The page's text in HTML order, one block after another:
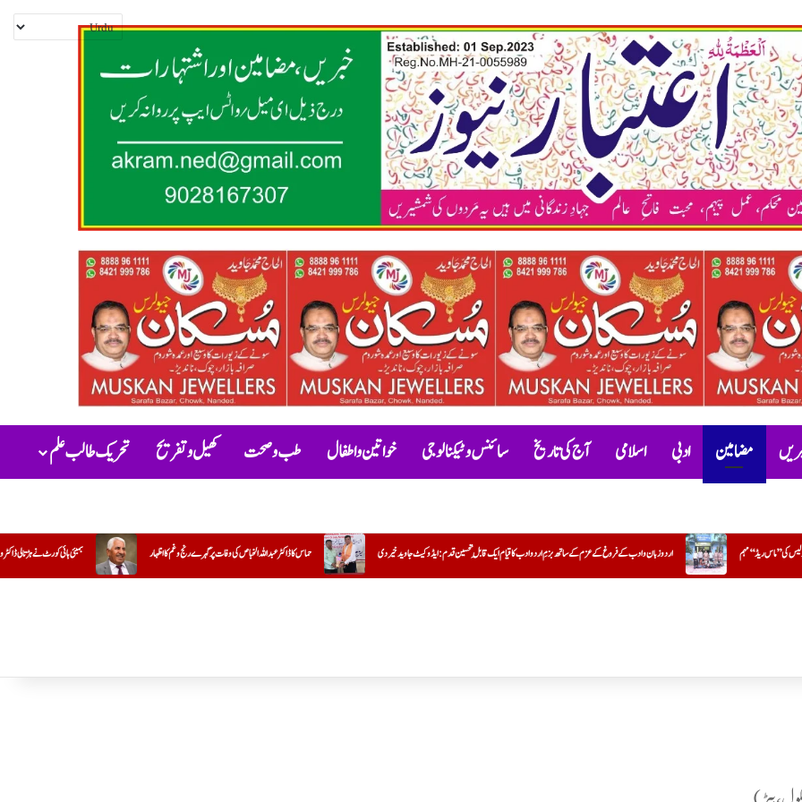
कया
مضامین ادبی اسلامی آج کی تاریخ سائنس و ٹیکنالوجی خواتین و اطفال طب و صحت کھیل و تفریح تحریک طالب علم
بمبئی ہائی کورٹ نے ہڑتالی ڈاکٹروں کی سرزنش کرتے ہوئے ان سے فوری طور پر کام پر واپس آنے کا مطالبہ حماس کا ڈاکٹر عبداللہ الخباص کی وفات پر گہرے رنج وغم کااظہار کے عزم کے ساتھ بزمِ اردو ادب کا قیام ایک قابلِ تحسین قدم : ایڈوکیٹ جاوید خیردی